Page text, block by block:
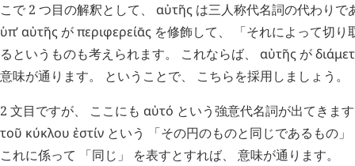
こで 2 つ目の解釈として、 αὐτῆς は三人称代名詞の代わりで
ὑπ’ αὐτῆς がπεριφερείᾱς を修飾して、 「それによって切
るというものも考えられます。 これならば、 αὐτῆς が
意味が通ります。 ということで、 こちらを採用しましょう。
2 文目ですが、 ここにも αὐτό という強意代名詞が出てきま
τοῦ κύκλου ἐστίν という 「その円のものと同じであるもの
これに係って 「同じ」 を表すとすれば、 意味が通ります。